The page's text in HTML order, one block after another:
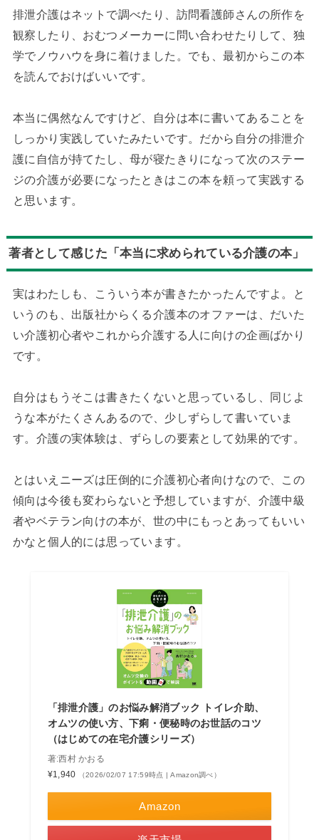
排泄介護はネットで調べたり、訪問看護師さんの所作を
観察したり、おむつメーカーに問い合わせたりして、独
学でノウハウを身に着けました。でも、最初からこの本
を読んでおけばいいです。
本当に偶然なんですけど、自分は本に書いてあることを
しっかり実践していたみたいです。だから自分の排泄介
護に自信が持てたし、母が寝たきりになって次のステー
ジの介護が必要になったときはこの本を頼って実践する
と思います。
著者として感じた「本当に求められている介護の本」
実はわたしも、こういう本が書きたかったんですよ。と
いうのも、出版社からくる介護本のオファーは、だいた
い介護初心者やこれから介護する人に向けの企画ばかり
です。
自分はもうそこは書きたくないと思っているし、同じよ
うな本がたくさんあるので、少しずらして書いていま
す。介護の実体験は、ずらしの要素として効果的です。
とはいえニーズは圧倒的に介護初心者向けなので、この
傾向は今後も変わらないと予想していますが、介護中級
者やベテラン向けの本が、世の中にもっとあってもいい
かなと個人的には思っています。
「排泄介護」のお悩み解消ブック トイレ介助、
オムツの使い方、下痢・便秘時のお世話のコツ
（はじめての在宅介護シリーズ）
著:西村 かおる
¥1,940
（2026/02/07 17:59時点 | Amazon調べ）
Amazon